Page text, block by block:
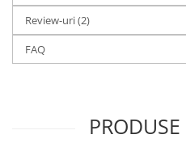
Review-uri(2)
FAQ